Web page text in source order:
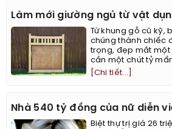
Làm mới giường ngủ từ vật
Từ khung gỗ cũ kỹ,
chúng thành chiếc
trọng, đẹp mắt
cần một chút tỷ
[Chi tiết...]
Nhà 540 tỷ đồng của nữ diễn
Biệt thự trị giá 26